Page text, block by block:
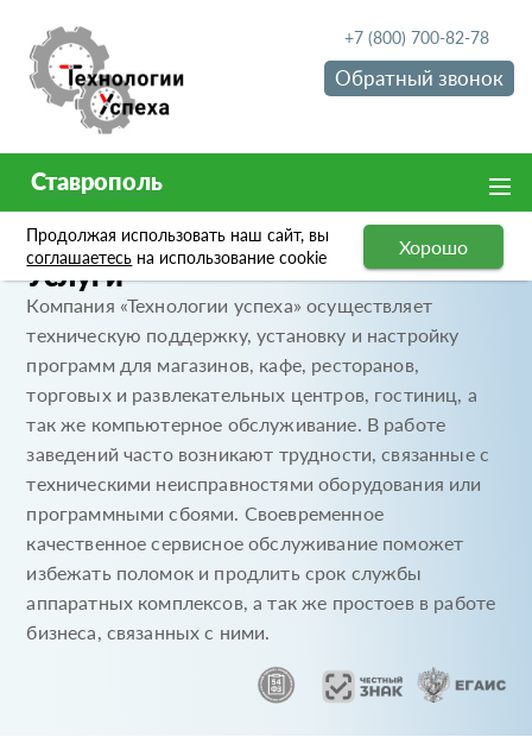
+7 (800) 700-82-78
Обратный звонок
Ставрополь
Продолжая использовать наш сайт, вы
соглашаетесь на использование cookie Хорошо
Услуги
Компания «Технологии успеха» осуществляет
техническую поддержку, установку и настройку
программ для магазинов, кафе, ресторанов,
торговых и развлекательных центров, гостиниц, а
так же компьютерное обслуживание. В работе
заведений часто возникают трудности, связанные с
техническими неисправностями оборудования или
программными сбоями. Своевременное
качественное сервисное обслуживание поможет
избежать поломок и продлить срок службы
аппаратных комплексов, а так же простоев в работе
бизнеса, связанных с ними.